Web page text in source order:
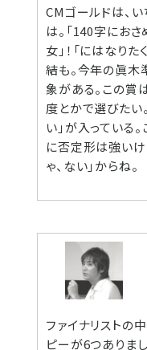
CMゴールドは、
は。「140字にお
女」！「にはなり
結も。今年の眞木
象がある。この賞
度とかで選びたい
い」が入っている
に否定形は強いけ
ゃ、ない」からね。
ファイナリストの
ピーが6つありま